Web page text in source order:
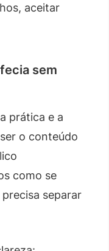
aceitar
sem
prática e a
o conteúdo
como se
separar